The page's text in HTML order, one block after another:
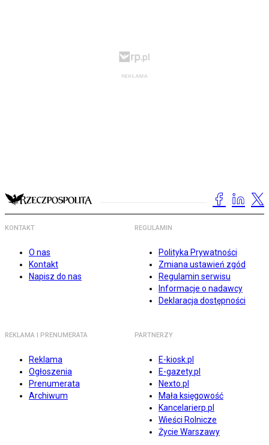
KONTAKT
O nas
Kontakt
Napisz do nas
REGULAMIN
Polityka Prywatności
Zmiana ustawień zgód
Regulamin serwisu
Informacje o nadawcy
Deklaracja dostępności
REKLAMA I PRENUMERATA
Reklama
Ogłoszenia
Prenumerata
Archiwum
PARTNERZY
E-kiosk.pl
E-gazety.pl
Nexto.pl
Mała księgowość
Kancelarierp.pl
Wieści Rolnicze
Życie Warszawy